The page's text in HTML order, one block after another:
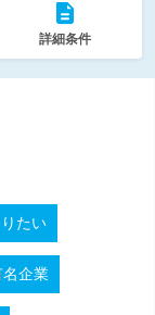
詳細条件
たい
企業